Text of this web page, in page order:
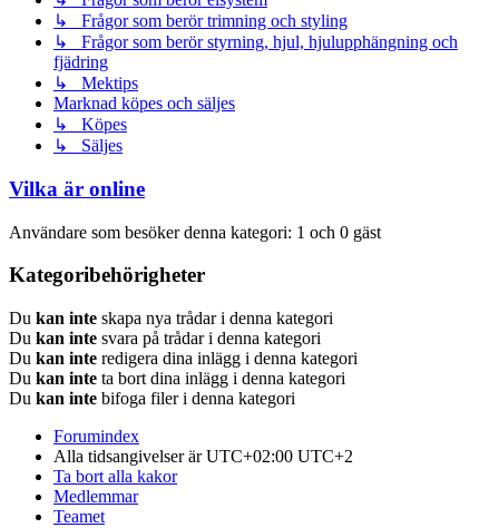
↳ Frågor som berör trimning och styling
↳ Frågor som berör styrning, hjul, hjulupphängning och
fjädring
↳ Mektips
Marknad köpes och säljes
↳ Köpes
↳ Säljes
Vilka är online
Användare som besöker denna kategori: 1 och 0 gäst
Kategoribehörigheter
Du kan inte skapa nya trådar i denna kategori
Du kan inte svara på trådar i denna kategori
Du kan inte redigera dina inlägg i denna kategori
Du kan inte ta bort dina inlägg i denna kategori
Du kan inte bifoga filer i denna kategori
Forumindex
Alla tidsangivelser är UTC+02:00 UTC+2
Ta bort alla kakor
Medlemmar
Teamet